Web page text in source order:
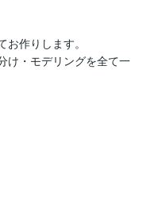
お作りします。
け・モデリングを全て一